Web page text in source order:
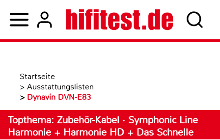
Startseite
> Ausstattungslisten
> Dynavin DVN-E83
Topthema: Zubehör-Kabel · Symphonic Line
Harmonie + Harmonie HD + Das Schnelle